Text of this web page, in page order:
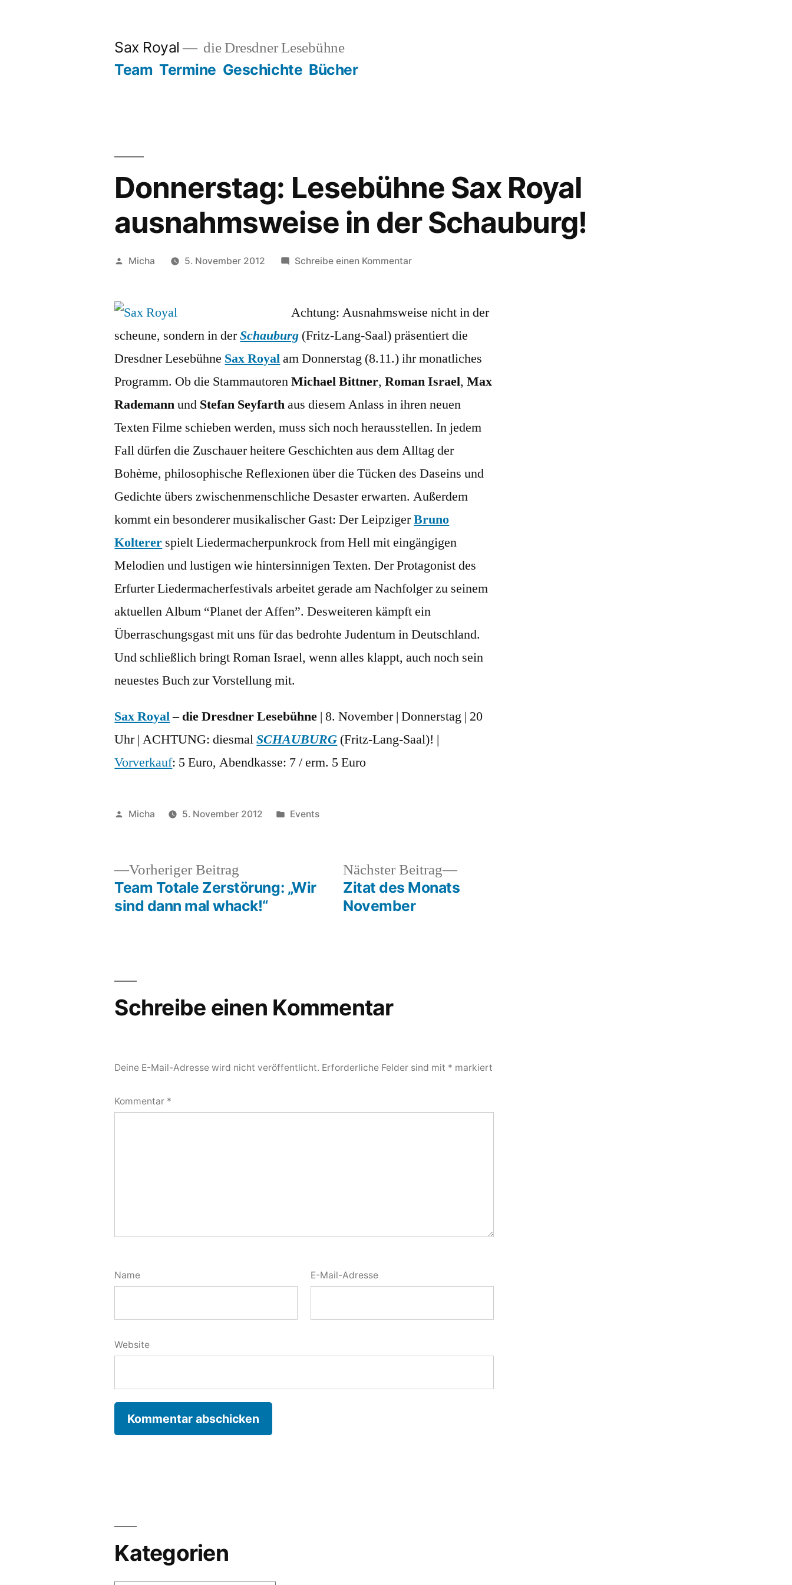
Sax Royal die Dresdner Lesebühne
Team Termine Geschichte Bücher
Donnerstag: Lesebühne Sax Royal
ausnahmsweise in der Schauburg!
Veröffentlicht
Micha 5. November 2012 Schreibe einen Kommentarzu
Sax
ausnahmsweise
in
Achtung: Ausnahmsweise nicht in der
scheune, sondern in derSchauburg (Fritz-Lang-Saal) präsentiert die
Dresdner Lesebühne Sax Royalam Donnerstag (8.11.) ihr monatliches
Programm. Ob die StammautorenMichael Bittner,Roman Israel,Max
Rademannund Stefan Seyfarthaus diesem Anlass in ihren neuen
Texten Filme schieben werden, muss sich noch herausstellen. In jedem
Fall dürfen die Zuschauer heitere Geschichten aus dem Alltag der
Bohème, philosophische Reflexionen über die Tücken des Daseins und
Gedichte übers zwischenmenschliche Desaster erwarten. Außerdem
kommt ein besonderer musikalischer Gast: Der LeipzigerBruno
Kolterer spielt Liedermacherpunkrock from Hell mit eingängigen
Melodien und lustigen wie hintersinnigen Texten. Der Protagonist des
Erfurter Liedermacherfestivals arbeitet gerade am Nachfolger zu seinem
aktuellen Album “Planet der Affen”. Desweiteren kämpft ein
Überraschungsgast mit uns für das bedrohte Judentum in Deutschland.
Und schließlich bringt Roman Israel, wenn alles klappt, auch noch sein
neuestes Buch zur Vorstellung mit.
Sax Royal– die Dresdner Lesebühne | 8. November | Donnerstag | 20
Uhr | ACHTUNG: diesmalSCHAUBURG (Fritz-Lang-Saal)! |
Vorverkauf: 5 Euro, Abendkasse: 7 / erm. 5 Euro
Veröffentlicht
Micha 5. November 2012
Veröffentlicht
Events
Beitragsnavigation
Vorheriger Beitrag
Beitrag:
Team Totale Zerstörung: „Wir
sind dann mal whack!“
Nächster Beitrag
Nächster
Beitrag:
Zitat des Monats
November
Schreibe einen Kommentar
Deine E-Mail-Adresse wird nicht veröffentlicht. Erforderliche Felder sind mit * markiert
Kommentar *
Name E-Mail-Adresse
Website
Kategorien